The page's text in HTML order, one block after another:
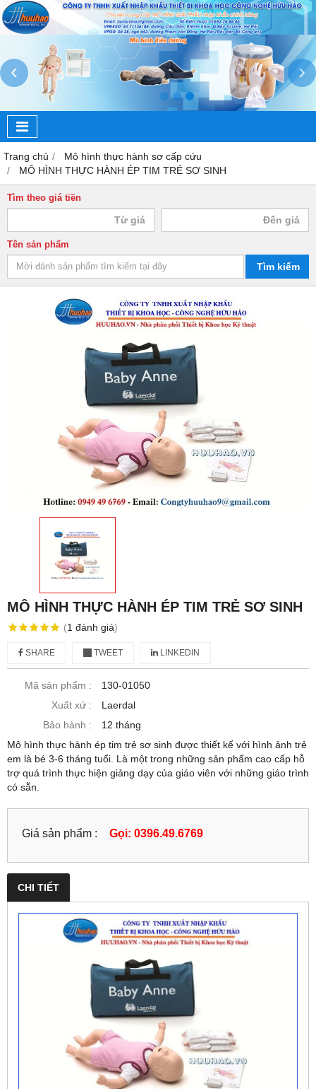
‹ ›
Trang chủ
Mô hình thực hành sơ cấp cứu
MÔ HÌNH THỰC HÀNH ÉP TIM TRẺ SƠ SINH
Tìm theo giá tiền
Tên sản phẩm
Tìm kiếm
MÔ HÌNH THỰC HÀNH ÉP TIM TRẺ SƠ SINH
(1 đánh giá)
SHARE TWEET LINKEDIN
Mã sản phẩm :
130-01050
Xuất xứ :
Laerdal
Bảo hành :
12 tháng
Mô hình thực hành ép tim trẻ sơ sinh được thiết kế với hình ảnh trẻ
em là bé 3-6 tháng tuổi. Là một trong những sản phẩm cao cấp hỗ
trợ quá trình thực hiện giảng dạy của giáo viên với những giáo trình
có sẵn.
Giá sản phẩm : Gọi: 0396.49.6769
CHI TIẾT